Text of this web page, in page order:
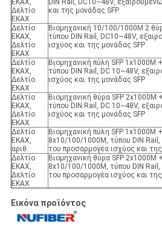
ΕΚΑΧ,
Δελτίο
ΕΚΑΧ
DIN Rail, DC10~48V,
και της μονάδας SFP
Δελτίο
ΕΚΑΧ,
Δελτίο
ΕΚΑΧ
Βιομηχανική 10/100/1000M 2
τύπου DIN Rail, DC10~48V,
ισχύος και της μονάδας SFP
Δελτίο
ΕΚΑΧ,
Δελτίο
ΕΚΑΧ
Βιομηχανική πύλη SFP 1x1000M
τύπου DIN Rail, DC 10~48V,
ισχύος και της μονάδας SFP
Δελτίο
ΕΚΑΧ,
Δελτίο
ΕΚΑΧ
Βιομηχανική θύρα SFP
τύπου DIN Rail, DC 10~48V,
ισχύος και της μονάδας SFP
Δελτίο
ΕΚΑΧ,
αριθ.
Βιομηχανική πύλη SFP 1x1000M
8x10/100/1000M, τύπου DIN
του προσαρμογέα ισχύος και
Δελτίο
ΕΚΑΧ,
Δελτίο
ΕΚΑΧ
Βιομηχανική θύρα SFP 2x1000M
8x10/100/1000M, τύπου DIN Rail,
του προσαρμογέα ισχύος και
Εικόνα προϊόντος